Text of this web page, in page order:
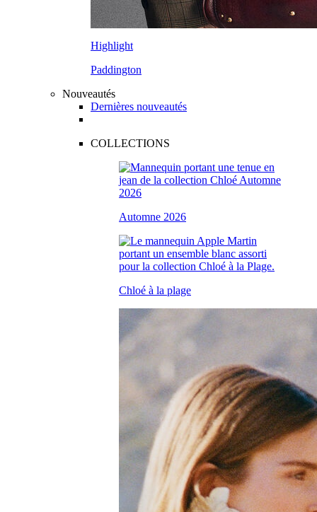
Highlight
Paddington
Nouveautés
Dernières nouveautés
COLLECTIONS
Automne 2026
Chloé à la plage